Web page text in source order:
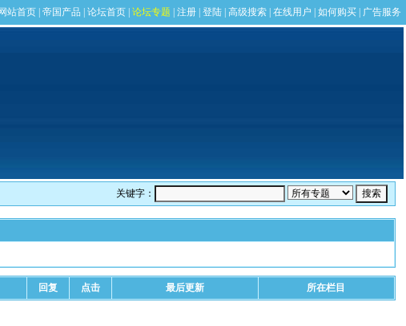
关键字：
回复 点击 最后更新 所在栏目